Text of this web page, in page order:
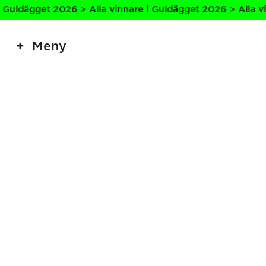
2026 > Alla vinnare i Guldägget 2026 > Alla
Meny